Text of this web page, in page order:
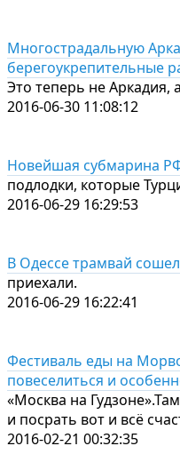
Многострадальную
берегоукрепительные
Это теперь не Аркадия,
2016-06-30 11:08:12
Новейшая субмарина
подлодки, которые
2016-06-29 16:29:53
В Одессе трамвай
приехали.
2016-06-29 16:22:41
Фестиваль еды на
повеселиться и
«Москва на
и посрать вот и всё
2016-02-21 00:32:35